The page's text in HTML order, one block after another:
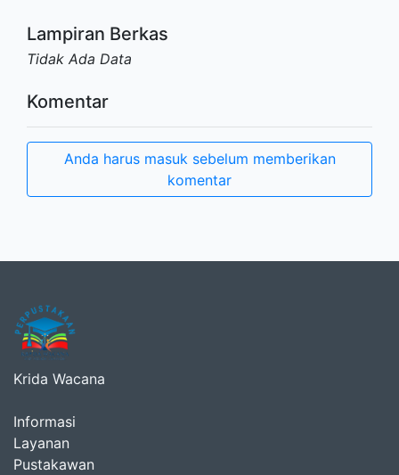
Lampiran Berkas
Tidak Ada Data
Komentar
Anda harus masuk sebelum memberikan
komentar
Krida Wacana
Informasi
Layanan
Pustakawan